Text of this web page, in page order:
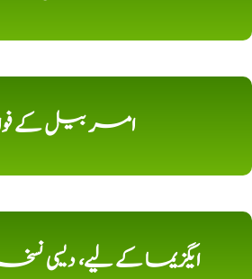
امر بیل کے
ایگزیما کے لیے،